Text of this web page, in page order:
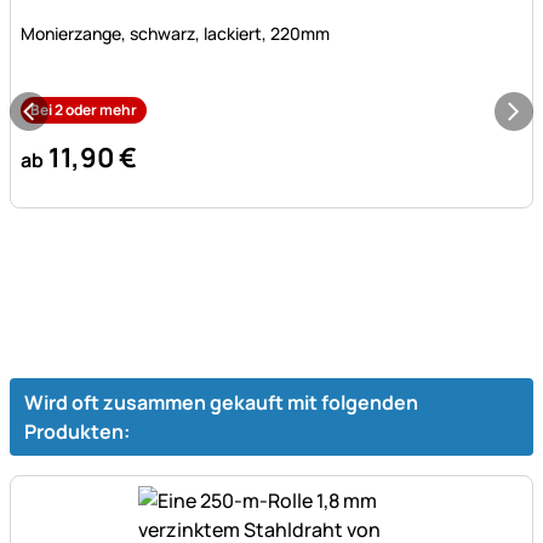
Monierzange, schwarz, lackiert, 220mm
Bei 2 oder mehr
ab 11,90€
Wird oft zusammen gekauft mit folgenden
Produkten: